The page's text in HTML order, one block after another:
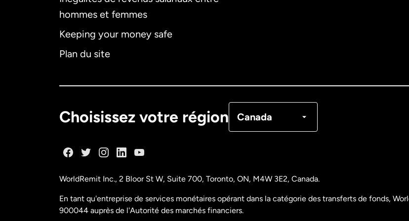
hommes et femmes
Keeping your money safe
Plan du site
Choisissez votre région Canada
États-Unis English
WorldRemit Inc., 2 Bloor St W, Suite 700, Toronto, ON, M4W 3E2, Canada.
En tant qu'entreprise de services monétaires opérant dans la catégorie des transferts de fonds,
900044 auprès de l'Autorité des marchés financiers.